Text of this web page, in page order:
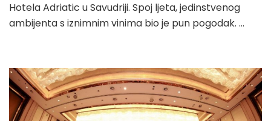
Hotela Adriatic u Savudriji. Spoj ljeta, jedinstvenog
ambijenta s iznimnim vinima bio je pun pogodak. …